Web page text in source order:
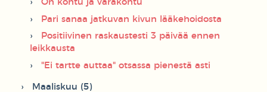
On kohtu ja varakohtu
Pari sanaa jatkuvan kivun lääkehoidosta
Positiivinen raskaustesti 3 päivää ennen
leikkausta
"Ei tartte auttaa" otsassa pienestä asti
Maaliskuu (5)